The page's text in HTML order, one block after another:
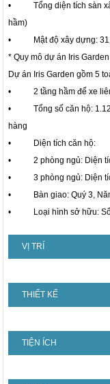
• Tổng diện tích sàn xây
hầm)
• Mật độ xây dựng:
* Quy mô dự án Iris
Dự án Iris Garden gồm 5
• 2 tầng hầm để xe liên
• Tổng số căn hộ: 1.128
hàng
• Diện tích căn hộ:
• 2 phòng ngủ: Diện
• 3 phòng ngủ: Diện
• Bàn giao: Quý 3,
• Loại hình sở hữu: Sổ
VỊ TRÍ
THIẾT KẾ
TIỆN ÍCH